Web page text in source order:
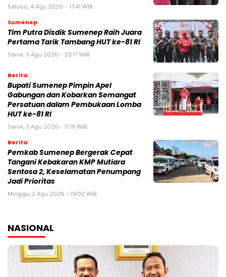
Selasa, 4 Agu 2026 - 17:41 WIB
Sumenep
Tim Putra Disdik Sumenep Raih Juara
Pertama Tarik Tambang HUT ke-81 RI
Senin, 3 Agu 2026 - 23:17 WIB
Berita
Bupati Sumenep Pimpin Apel
Gabungan dan Kobarkan Semangat
Persatuan dalam Pembukaan Lomba
HUT ke-81 RI
Senin, 3 Agu 2026 - 11:19 WIB
Berita
Pemkab Sumenep Bergerak Cepat
Tangani Kebakaran KMP Mutiara
Sentosa 2, Keselamatan Penumpang
Jadi Prioritas
Minggu, 2 Agu 2026 - 19:02 WIB
NASIONAL